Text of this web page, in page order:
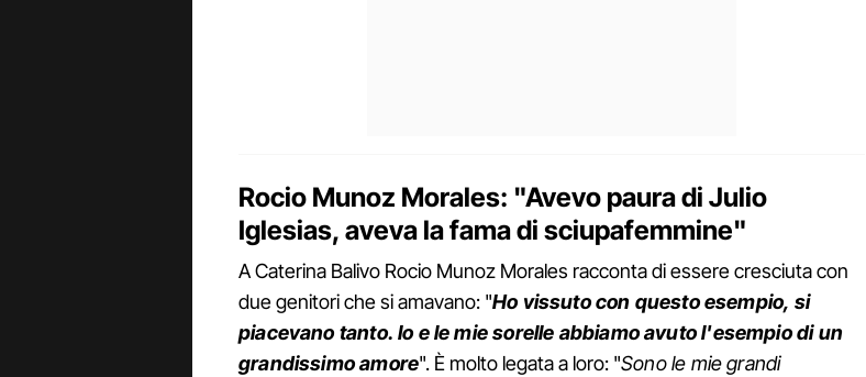
Rocio Munoz Morales: "Avevo paura di Julio
Iglesias, aveva la fama di sciupafemmine"
A Caterina Balivo Rocio Munoz Morales racconta di essere cresciuta con
due genitori che si amavano: "Ho vissuto con questo esempio, si
piacevano tanto. Io e le mie sorelle abbiamo avuto l'esempio di un
grandissimo amore". È molto legata a loro: "Sono le mie grandi